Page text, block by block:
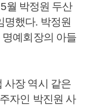
월 박정원 두산
명했다. 박정원
예회장의 아들
사장 역시 같은
자인 박진원 사